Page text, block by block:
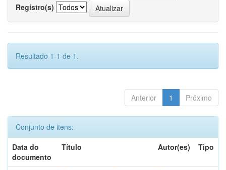
Registro(s)
Resultado 1-1 de 1.
Anterior 1 Próximo
Conjunto de itens:
Data do
documento
Título Autor(es) Tipo